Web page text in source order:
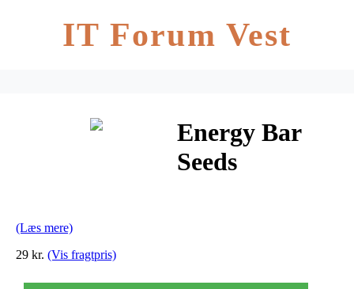
IT Forum Vest
Energy Bar
Seeds
(Læs mere)
29 kr. (Vis fragtpris)